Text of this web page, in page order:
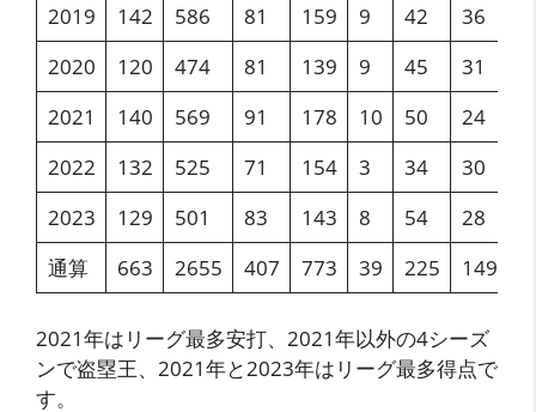
2019
142 586 81 159 9 42 36
2020
120 474 81 139 9 45 31
2021
140 569 91 178 10 50 24
2022
132 525 71 154 3 34 30
2023
129 501 83 143 8 54 28
通算
663 2655 407 773 39 225 149
2021年はリーグ最多安打、2021年以外の4シーズ
ンで盗塁王、2021年と2023年はリーグ最多得点で
す。